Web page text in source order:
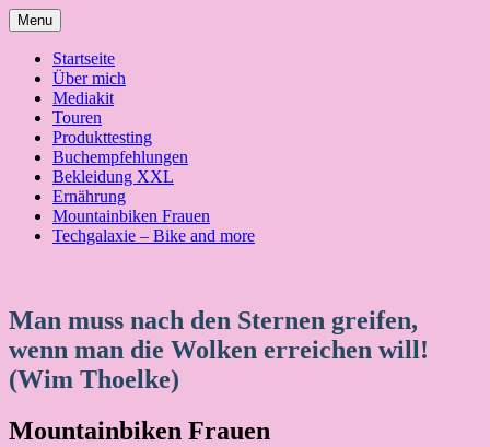
Skip
to
content
Menu
Startseite
Über mich
Mediakit
Touren
Produkttesting
Buchempfehlungen
Bekleidung XXL
Ernährung
Mountainbiken Frauen
Techgalaxie – Bike and more
Man muss nach den Sternen greifen,
wenn man die Wolken erreichen will!
(Wim Thoelke)
Mountainbiken Frauen